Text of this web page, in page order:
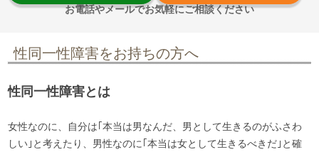
お電話やメールでお気軽にご相談ください
性同一性障害をお持ちの方へ
性同一性障害とは
女性なのに、自分は｢本当は男なんだ、男として生きるのがふさわ
しい｣と考えたり、男性なのに｢本当は女として生きるべきだ｣と確